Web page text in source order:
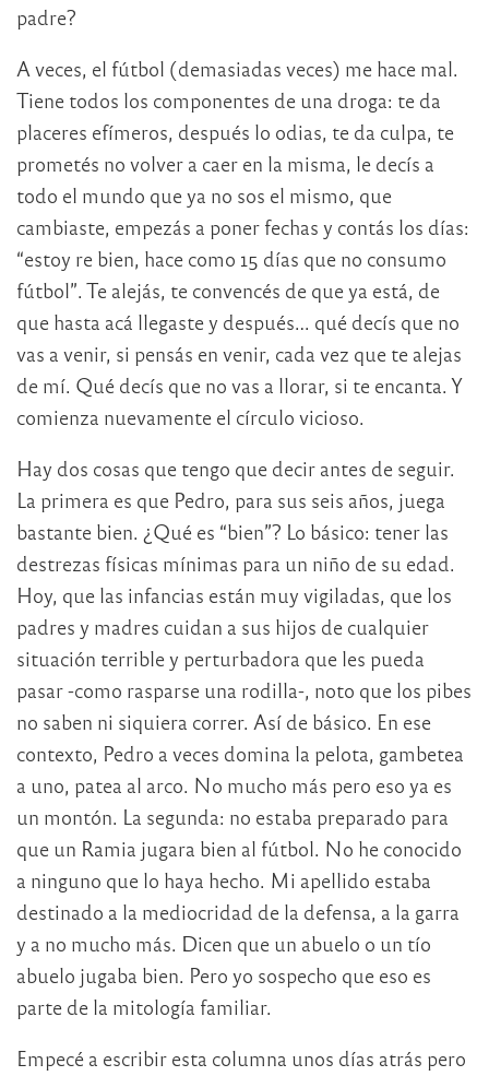
padre?
A veces, el fútbol (demasiadas veces) me hace mal.
Tiene todos los componentes de una droga: te da
placeres efímeros, después lo odias, te da culpa, te
prometés no volver a caer en la misma, le decís a
todo el mundo que ya no sos el mismo, que
cambiaste, empezás a poner fechas y contás los días:
“estoy re bien, hace como 15 días que no consumo
fútbol”. Te alejás, te convencés de que ya está, de
que hasta acá llegaste y después… qué decís que no
vas a venir, si pensás en venir, cada vez que te alejas
de mí. Qué decís que no vas a llorar, si te encanta. Y
comienza nuevamente el círculo vicioso.
Hay dos cosas que tengo que decir antes de seguir.
La primera es que Pedro, para sus seis años, juega
bastante bien. ¿Qué es “bien”? Lo básico: tener las
destrezas físicas mínimas para un niño de su edad.
Hoy, que las infancias están muy vigiladas, que los
padres y madres cuidan a sus hijos de cualquier
situación terrible y perturbadora que les pueda
pasar -como rasparse una rodilla-, noto que los pibes
no saben ni siquiera correr. Así de básico. En ese
contexto, Pedro a veces domina la pelota, gambetea
a uno, patea al arco. No mucho más pero eso ya es
un montón. La segunda: no estaba preparado para
que un Ramia jugara bien al fútbol. No he conocido
a ninguno que lo haya hecho. Mi apellido estaba
destinado a la mediocridad de la defensa, a la garra
y a no mucho más. Dicen que un abuelo o un tío
abuelo jugaba bien. Pero yo sospecho que eso es
parte de la mitología familiar.
Empecé a escribir esta columna unos días atrás pero